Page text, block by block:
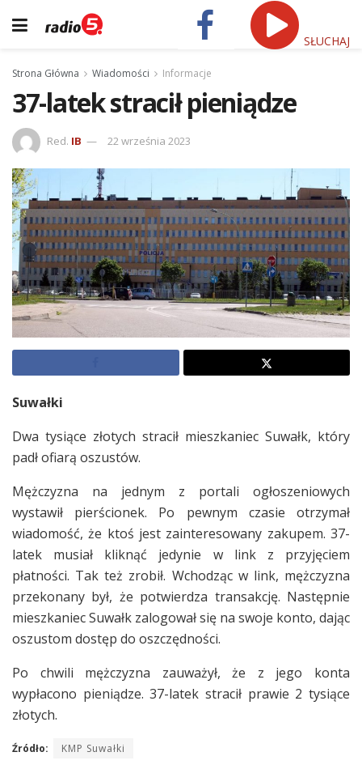
SŁUCHAJ
Strona Główna Wiadomości Informacje
37-latek stracił pieniądze
Red. IB 22 września 2023
Suwałki
Dwa tysiące złotych stracił mieszkaniec Suwałk, który
padł ofiarą oszustów.
Mężczyzna na jednym z portali ogłoszeniowych
wystawił pierścionek. Po pewnym czasie otrzymał
wiadomość, że ktoś jest zainteresowany zakupem. 37-
latek musiał kliknąć jedynie w link z przyjęciem
płatności. Tak też zrobił. Wchodząc w link, mężczyzna
przekonany był, że potwierdza transakcję. Następnie
mieszkaniec Suwałk zalogował się na swoje konto, dając
oszustom dostęp do oszczędności.
Po chwili mężczyzna zauważył, że z jego konta
wypłacono pieniądze. 37-latek stracił prawie 2 tysiące
złotych.
Źródło: KMP Suwałki